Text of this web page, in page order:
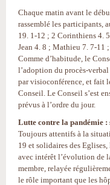
Chaque matin avant le
rassemblé les participants,
19. 1-12 ; 2 Corinthiens 4.
Jean 4. 8 ; Mathieu 7. 7-11
Comme d’habitude, le
l’adoption du procès-
par visioconférence, et fait
Conseil. Le Conseil s’est
prévus à l’ordre du jour.
Lutte contre la pandémie :
Toujours attentifs à la
19 et solidaires des
avec intérêt l’évolution de
membre, relayée
le rôle important que les